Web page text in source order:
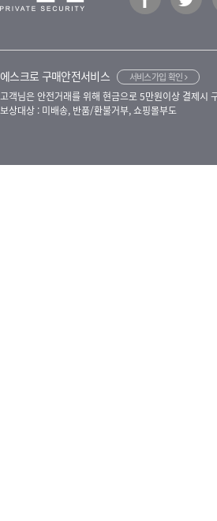
에스크로 구매안전서비스 서비스가입 확인
고객님은 안전거래를 위해 현금으로 5만원이상 결제시
보상대상 : 미배송, 반품/환불거부, 쇼핑몰부도